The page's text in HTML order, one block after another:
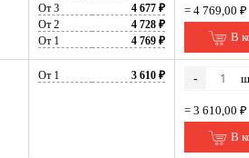
От 3
4 677 ₽
От 2
4 728 ₽
От 1
4 769 ₽
= 4 769,00 ₽
В
От 1 3 610 ₽ -
= 3 610,00 ₽
В